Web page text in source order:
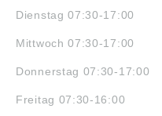
Dienstag 07:30-17:00
Mittwoch 07:30-17:00
Donnerstag 07:30-17:00
Freitag 07:30-16:00